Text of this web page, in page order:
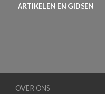
ARTIKELEN EN GIDSEN
OVER ONS